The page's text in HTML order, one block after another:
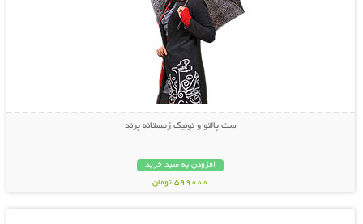
ست پالتو و تونیک زمستانه پرند
افزودن به سبد خرید
599000 تومان
نمایش توضیحات بیشتر